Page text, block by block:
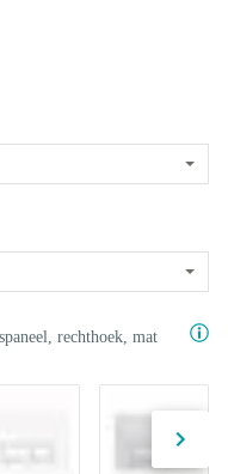
rechthoek, mat